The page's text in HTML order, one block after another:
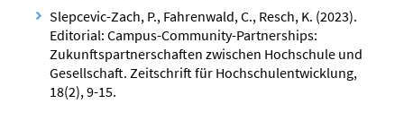
Slepcevic-Zach, P., Fahrenwald, C., Resch, K. (2023).
Editorial: Campus-Community-Partnerships:
Zukunftspartnerschaften zwischen Hochschule und
Gesellschaft. Zeitschrift für Hochschulentwicklung,
18(2), 9-15.